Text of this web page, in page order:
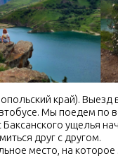
край). Выезд в п.
Мы поедем по
ущелья
друг с другом.
место, на которое мы
внушительных
мы вновь отправимся в
в завершение дня